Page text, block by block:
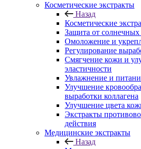
Косметические экстракты
Назад
Косметические
Защита от солнечных
Омоложение и
Регулирование
Смягчение кожи и
эластичности
Увлажнение и
Улучшение
выработки коллагена
Улучшение цвета
Экстракты
действия
Медицинские экстракты
Назад